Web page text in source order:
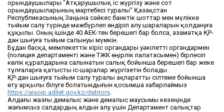
орындаушылары "Атқарушылық іс жүргізу және сот
орындаушыларының мәртебесі туралы" Қазақстан
Республикасының Заңына сәйкес банктік шоттар мен мүлікке
тыйым салу түрінде мәжбүрлеп өндіріп алу шараларын қолдануға
құқылы. Оның ішінде 40 АЕК-тен берешегі бар болса, азаматқа ҚР-
дан шығуға тыйым салынуы мүмкін.
Бұдан басқа, мемлекеттік кіріс органдары уәкілетті органдармен
(полиция департаменті және ТЖК өңірлік палатасымен) бірлесіп
көлік құралдарына салынатын салық бойынша берешегі бар жеке
тұлғаларға қатысты іс-шаралар жүргізетін болады.
ҚР-дан шығуға тыйым салу туралы ақпаратты сілтеме бойынша
өту арқылы білуге болатындығын қосымша хабарлаймыз
https://aisoip.adilet.gov.kz/debtors.
Алдағы жазғы демалыс және демалыс маусымы кезеңінде
жағымсыз салдардың алдын алу үшін Департамент салықтар